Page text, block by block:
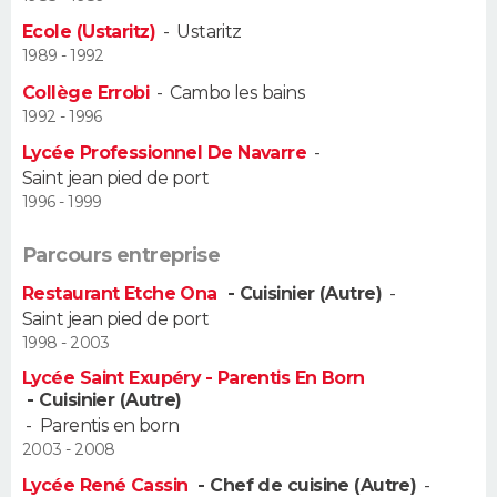
Alimentation
Guide de la santé
Maladies
Médicaments
Sommeil
VOYAGE
Destinations
City break
Voyage nature
Voyage de noces
Forum
Climat
+
PHOTO
GUIDES D'ACHAT
BONS PLANS
CARTE DE VOEUX
Carte de Noël
Carte Bonne année
Carte Saint-Valentin
Carte Pâques
Carte d'anniversaire
DICTIONNAIRE
Dictionnaire
Biographies
Citations
Expressions
Proverbes
COPAINS D'AVANT
S'inscrire
Se connecter
Lycées
Collèges
Primaires
Universités
Entreprises
Service militaire
Avis de recherche
Ecole (Ustaritz) - Ustaritz
1989 - 1992
Collège Errobi-Cambo les bains
1992 - 1996
Lycée Professionnel De Navarre -
Saint jean pied de port
1996 - 1999
Parcours entreprise
Restaurant Etche Ona - Cuisinier (Autre) -
Saint jean pied de port
1998 - 2003
Lycée Saint Exupéry - Parentis En Born
- Cuisinier (Autre)
- Parentis en born
2003 - 2008
Lycée René Cassin - Chef de cuisine (Autre) -